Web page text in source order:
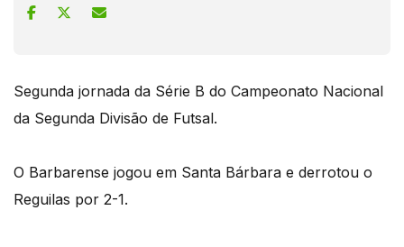
Segunda jornada da Série B do Campeonato Nacional
da Segunda Divisão de Futsal.
O Barbarense jogou em Santa Bárbara e derrotou o
Reguilas por 2-1.